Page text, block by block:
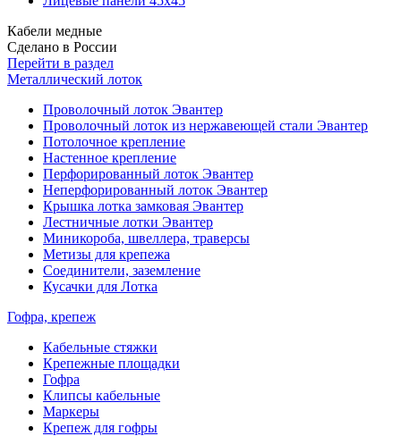
Кабели медные
Сделано в России
Перейти в раздел
Металлический лоток
Проволочный лоток Эвантер
Проволочный лоток из нержавеющей стали Эвантер
Потолочное крепление
Настенное крепление
Перфорированный лоток Эвантер
Неперфорированный лоток Эвантер
Крышка лотка замковая Эвантер
Лестничные лотки Эвантер
Миникороба, швеллера, траверсы
Метизы для крепежа
Соединители, заземление
Кусачки для Лотка
Гофра, крепеж
Кабельные стяжки
Крепежные площадки
Гофра
Клипсы кабельные
Маркеры
Крепеж для гофры